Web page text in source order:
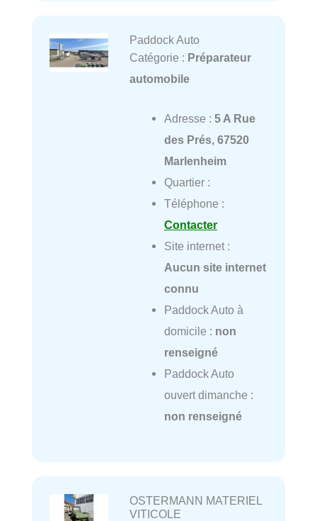
Paddock Auto
Catégorie : Préparateur
automobile
Adresse : 5 A Rue
des Prés, 67520
Marlenheim
Quartier :
Téléphone :
Contacter
Site internet :
Aucun site internet
connu
Paddock Auto à
domicile : non
renseigné
Paddock Auto
ouvert dimanche :
non renseigné
OSTERMANN MATERIEL
VITICOLE